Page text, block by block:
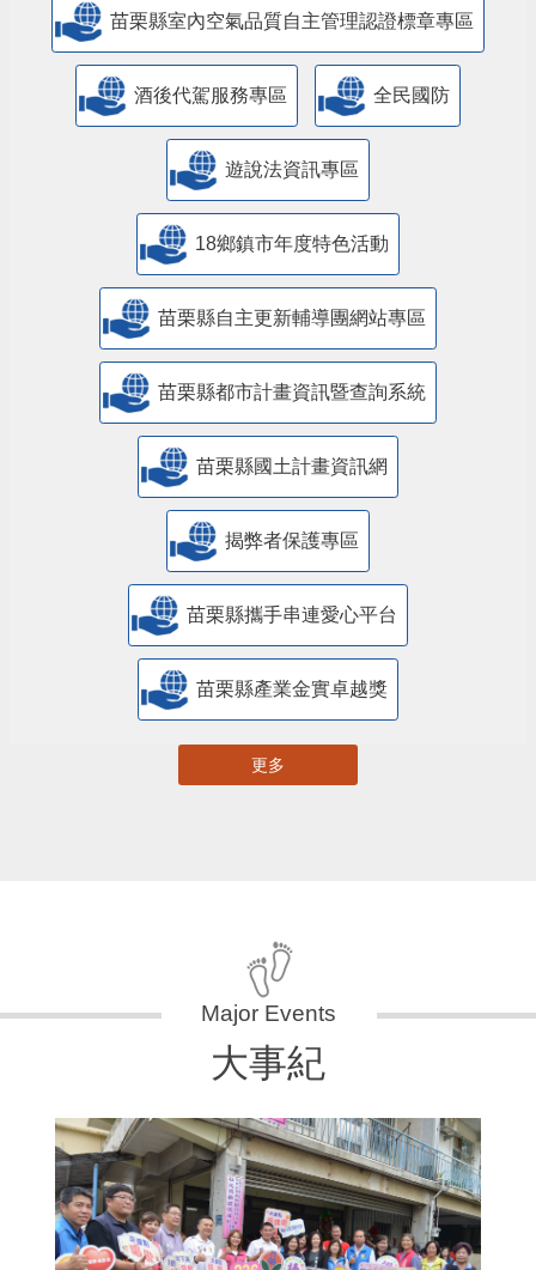
苗栗縣室內空氣品質自主管理認證標章專區
酒後代駕服務專區 全民國防
遊說法資訊專區
18鄉鎮市年度特色活動
苗栗縣自主更新輔導團網站專區
苗栗縣都市計畫資訊暨查詢系統
苗栗縣國土計畫資訊網
揭弊者保護專區
苗栗縣攜手串連愛心平台
苗栗縣產業金實卓越獎
更多
大事紀